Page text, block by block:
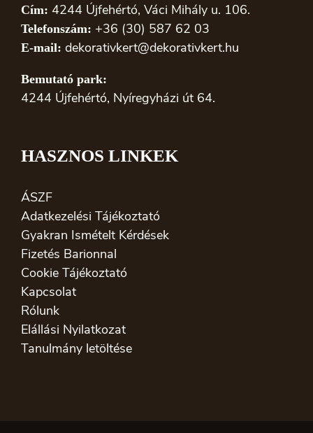
Cím: 4244 Újfehértó, Váci Mihály u. 106.
Telefonszám: +36 (30) 587 62 03
E-mail: dekorativkert@dekorativkert.hu
Bemutató park:
4244 Újfehértó, Nyíregyházi út 64.
HASZNOS LINKEK
ÁSZF
Adatkezelési Tájékoztató
Gyakran Ismételt Kérdések
Fizetés Barionnal
Cookie Tájékoztató
Kapcsolat
Rólunk
Elállási Nyilatkozat
Tanulmány letöltése